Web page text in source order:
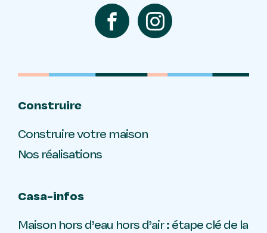
Construire
Construire votre maison
Nos réalisations
Casa-infos
Maison hors d’eau hors d’air : étape clé de la